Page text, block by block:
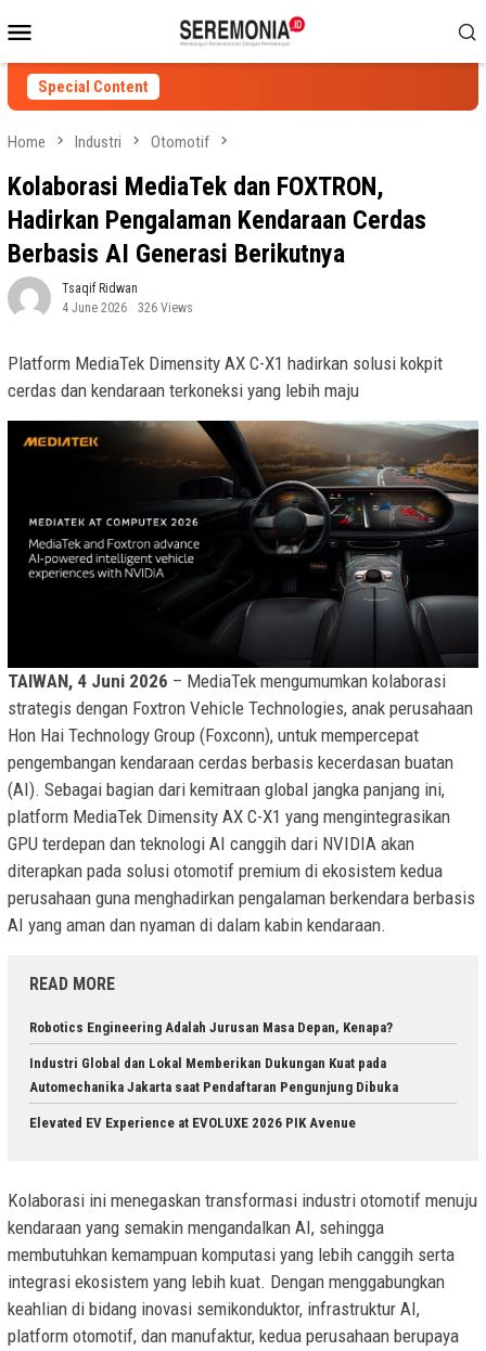
to
contentMenu
Special Content
Home Industri Otomotif
Kolaborasi MediaTek dan FOXTRON,
Hadirkan Pengalaman Kendaraan Cerdas
Berbasis AI Generasi Berikutnya
Tsaqif Ridwan
4 June 2026
326 Views
Platform MediaTek Dimensity AX C-X1 hadirkan solusi kokpit
cerdas dan kendaraan terkoneksi yang lebih maju
TAIWAN, 4 Juni 2026 – MediaTek mengumumkan kolaborasi
strategis dengan Foxtron Vehicle Technologies, anak perusahaan
Hon Hai Technology Group (Foxconn), untuk mempercepat
pengembangan kendaraan cerdas berbasis kecerdasan buatan
(AI). Sebagai bagian dari kemitraan global jangka panjang ini,
platform MediaTek Dimensity AX C-X1 yang mengintegrasikan
GPU terdepan dan teknologi AI canggih dari NVIDIA akan
diterapkan pada solusi otomotif premium di ekosistem kedua
perusahaan guna menghadirkan pengalaman berkendara berbasis
AI yang aman dan nyaman di dalam kabin kendaraan.
READ MORE
Robotics Engineering Adalah Jurusan Masa Depan, Kenapa?
Industri Global dan Lokal Memberikan Dukungan Kuat pada
Automechanika Jakarta saat Pendaftaran Pengunjung Dibuka
Elevated EV Experience at EVOLUXE 2026 PIK Avenue
Kolaborasi ini menegaskan transformasi industri otomotif menuju
kendaraan yang semakin mengandalkan AI, sehingga
membutuhkan kemampuan komputasi yang lebih canggih serta
integrasi ekosistem yang lebih kuat. Dengan menggabungkan
keahlian di bidang inovasi semikonduktor, infrastruktur AI,
platform otomotif, dan manufaktur, kedua perusahaan berupaya